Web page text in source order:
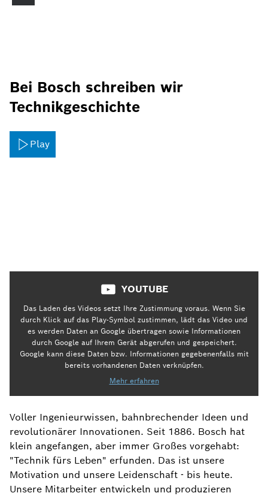
Bei Bosch schreiben wir
Technikgeschichte
Play
YOUTUBE
Das Laden des Videos setzt Ihre Zustimmung voraus. Wenn Sie
durch Klick auf das Play-Symbol zustimmen, lädt das Video und
es werden Daten an Google übertragen sowie Informationen
durch Google auf Ihrem Gerät abgerufen und gespeichert.
Google kann diese Daten bzw. Informationen gegebenenfalls mit
bereits vorhandenen Daten verknüpfen.
Mehr erfahren
Voller Ingenieurwissen, bahnbrechender Ideen und
revolutionärer Innovationen. Seit 1886. Bosch hat
klein angefangen, aber immer Großes vorgehabt:
"Technik fürs Leben" erfunden. Das ist unsere
Motivation und unsere Leidenschaft - bis heute.
Unsere Mitarbeiter entwickeln und produzieren